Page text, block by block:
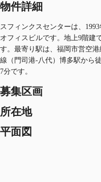
物件詳細
スフィンクスセンターは、
オフィスビルです。地上9階建
す。最寄り駅は、福岡市営空
線（門司港-八代）博多駅から
7分です。
募集区画
所在地
平面図